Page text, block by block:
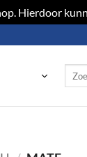
Hierdoor